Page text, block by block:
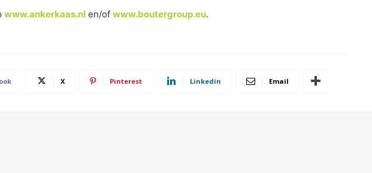
www.ankerkaas.nl en/of www.boutergroup.eu.
X Pinterest Linkedin Email